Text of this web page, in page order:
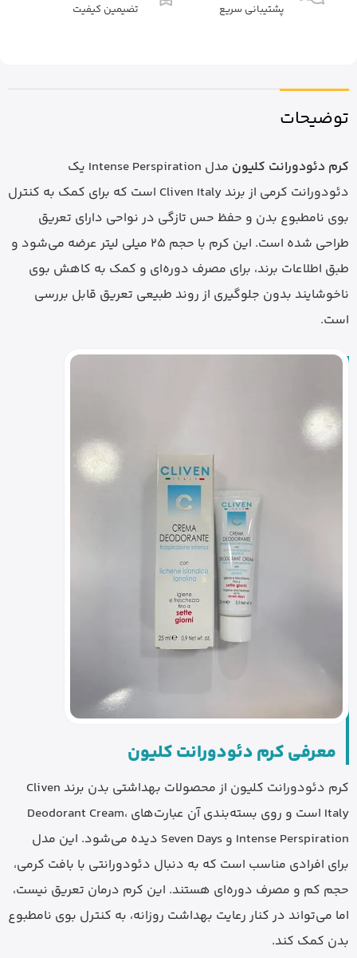
پشتیبانی سریع تضیمین کیفیت
توضیحات
کرم دئودورانت کلیون
مدل Intense Perspiration یک
دئودورانت کرمی از برند Cliven Italy است که برای کمک به کنترل
بوی نامطبوع بدن و حفظ حس تازگی در نواحی دارای تعریق
طراحی شده است. این کرم با حجم 25 میلی لیتر عرضه می‌شود و
طبق اطلاعات برند، برای مصرف دوره‌ای و کمک به کاهش بوی
ناخوشایند بدون جلوگیری از روند طبیعی تعریق قابل بررسی
است.
معرفی کرم دئودورانت کلیون
کرم دئودورانت کلیون از محصولات بهداشتی بدن برند Cliven
Italy است و روی بسته‌بندی آن عبارت‌های Deodorant Cream،
Intense Perspiration و Seven Days دیده می‌شود. این مدل
برای افرادی مناسب است که به دنبال دئودورانتی با بافت کرمی،
حجم کم و مصرف دوره‌ای هستند. این کرم درمان تعریق نیست،
اما می‌تواند در کنار رعایت بهداشت روزانه، به کنترل بوی نامطبوع
بدن کمک کند.